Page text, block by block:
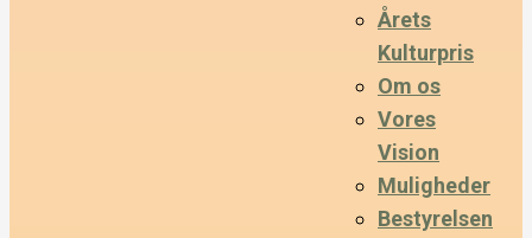
Årets
Kulturpris
Om os
Vores
Vision
Muligheder
Bestyrelsen